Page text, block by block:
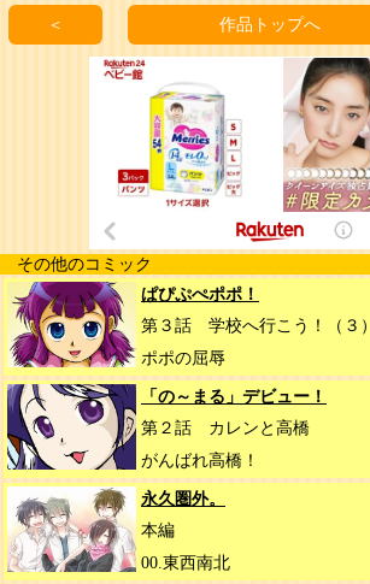
＜ 作品トップへ
その他のコミック
ぱぴぷぺポポ！
第３話 学校へ行こう！（３）
ポポの屈辱
「の～まる」デビュー！
第２話 カレンと高橋
がんばれ高橋！
永久圏外。
本編
00.東西南北